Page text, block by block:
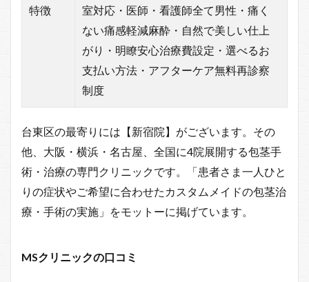
特徴
室対応・医師・看護師全て男性・痛く
ない痛感軽減麻酔・自然で美しい仕上
がり・明瞭安心治療費設定・選べるお
支払い方法・アフターケア無料再診察
制度
台東区の最寄りには【新宿院】がございます。その
他、大阪・横浜・名古屋、全国に4院展開する包茎手
術・治療の専門クリニックです。「患者さま一人ひと
りの症状やご希望に合わせたカスタムメイドの包茎治
療・手術の実施」をモットーに掲げています。
MSクリニックの口コミ